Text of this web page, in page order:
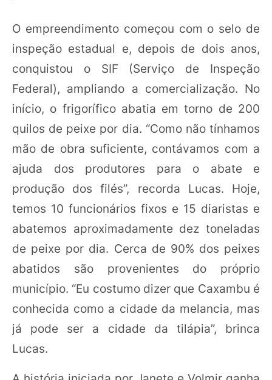
O empreendimento começou com o selo de
inspeção estadual e, depois de dois anos,
conquistou o SIF (Serviço de Inspeção
Federal), ampliando a comercialização. No
início, o frigorífico abatia em torno de 200
quilos de peixe por dia. “Como não tínhamos
mão de obra suficiente, contávamos com a
ajuda dos produtores para o abate e
produção dos filés”, recorda Lucas. Hoje,
temos 10 funcionários fixos e 15 diaristas e
abatemos aproximadamente dez toneladas
de peixe por dia. Cerca de 90% dos peixes
abatidos são provenientes do próprio
município. “Eu costumo dizer que Caxambu é
conhecida como a cidade da melancia, mas
já pode ser a cidade da tilápia”, brinca
Lucas.